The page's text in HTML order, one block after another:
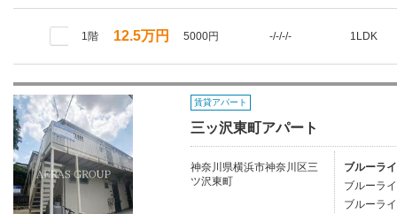
1階 12.5万円 5000円 -/-/-/- 1LDK
賃貸アパート
三ッ沢東町アパート
神奈川県横浜市神奈川区三
ツ沢東町
ブルーラ
ブルーラ
ブルーラ